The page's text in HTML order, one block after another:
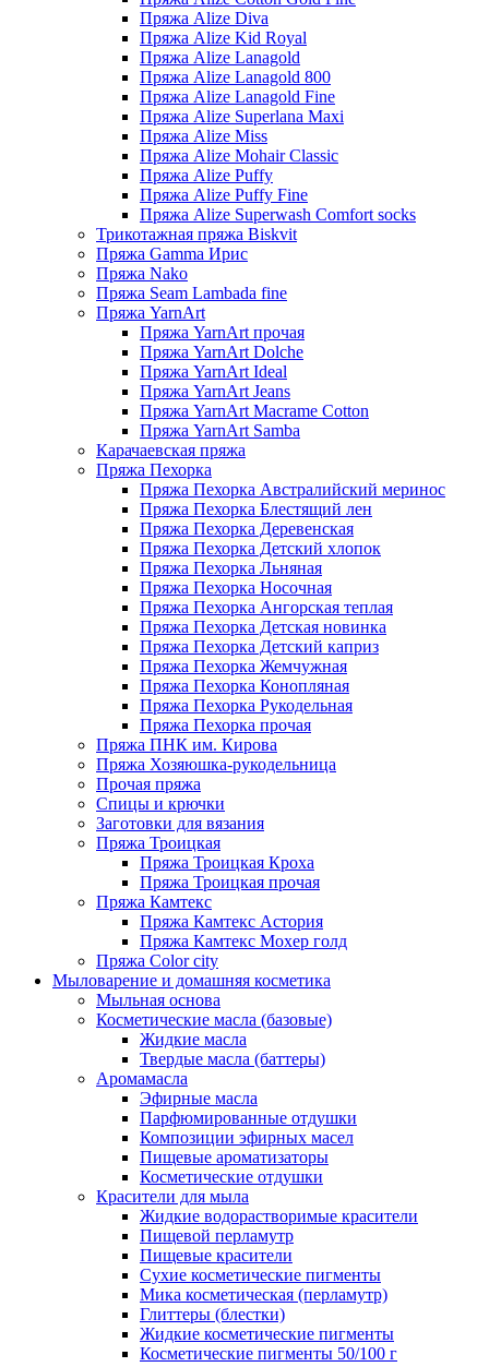
Пряжа Alize Diva
Пряжа Alize Kid Royal
Пряжа Alize Lanagold
Пряжа Alize Lanagold 800
Пряжа Alize Lanagold Fine
Пряжа Alize Superlana Maxi
Пряжа Alize Miss
Пряжа Alize Mohair Classic
Пряжа Alize Puffy
Пряжа Alize Puffy Fine
Пряжа Alize Superwash Comfort socks
Трикотажная пряжа Biskvit
Пряжа Gamma Ирис
Пряжа Nako
Пряжа Seam Lambada fine
Пряжа YarnArt
Пряжа YarnArt прочая
Пряжа YarnArt Dolche
Пряжа YarnArt Ideal
Пряжа YarnArt Jeans
Пряжа YarnArt Macrame Cotton
Пряжа YarnArt Samba
Карачаевская пряжа
Пряжа Пехорка
Пряжа Пехорка Австралийский меринос
Пряжа Пехорка Блестящий лен
Пряжа Пехорка Деревенская
Пряжа Пехорка Детский хлопок
Пряжа Пехорка Льняная
Пряжа Пехорка Носочная
Пряжа Пехорка Ангорская теплая
Пряжа Пехорка Детская новинка
Пряжа Пехорка Детский каприз
Пряжа Пехорка Жемчужная
Пряжа Пехорка Конопляная
Пряжа Пехорка Рукодельная
Пряжа Пехорка прочая
Пряжа ПНК им. Кирова
Пряжа Хозяюшка-рукодельница
Прочая пряжа
Спицы и крючки
Заготовки для вязания
Пряжа Троицкая
Пряжа Троицкая Кроха
Пряжа Троицкая прочая
Пряжа Камтекс
Пряжа Камтекс Астория
Пряжа Камтекс Мохер голд
Пряжа Color city
Мыловарение и домашняя косметика
Мыльная основа
Косметические масла (базовые)
Жидкие масла
Твердые масла (баттеры)
Аромамасла
Эфирные масла
Парфюмированные отдушки
Композиции эфирных масел
Пищевые ароматизаторы
Косметические отдушки
Красители для мыла
Жидкие водорастворимые красители
Пищевой перламутр
Пищевые красители
Сухие косметические пигменты
Мика косметическая (перламутр)
Глиттеры (блестки)
Жидкие косметические пигменты
Косметические пигменты 50/100 г